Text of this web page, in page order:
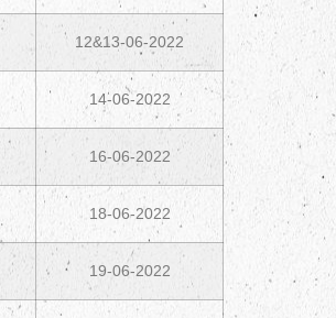
12&13-06-2022
14-06-2022
16-06-2022
18-06-2022
19-06-2022